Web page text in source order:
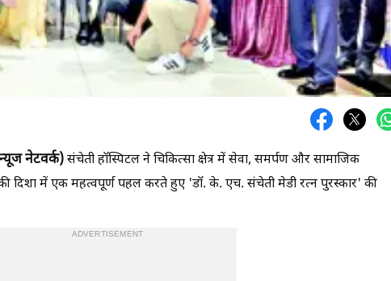
नेटवर्क)संचेती हॉस्पिटल ने चिकित्सा क्षेत्र में सेवा, समर्पण और सामाजिक
की दिशा में एक महत्वपूर्ण पहल करते हुए ‌'डॉ. के. एच. संचेती मेडी रत्न पुरस्कार‌' की
ADVERTISEMENT